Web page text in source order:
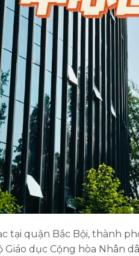
tại quận Bắc Bội, thành
dục Cộng hòa Nhân